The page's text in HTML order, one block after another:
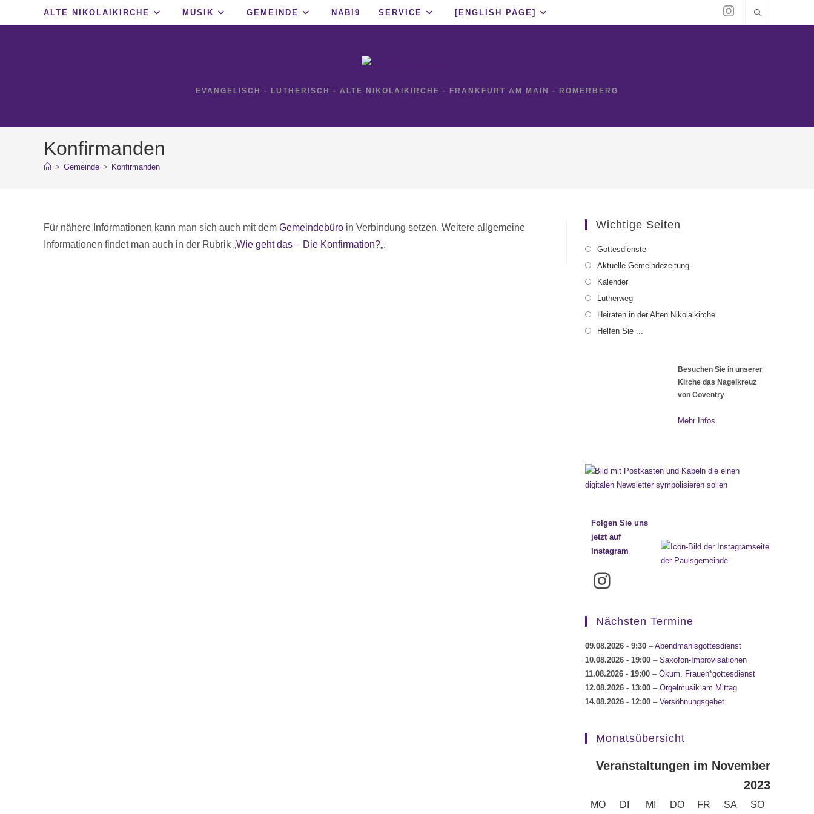
ALTE NIKOLAIKIRCHE MUSIK GEMEINDE NABI9 SERVICE [ENGLISH PAGE]
EVANGELISCH - LUTHERISCH - ALTE NIKOLAIKIRCHE - FRANKFURT AM MAIN - RÖMERBERG
Konfirmanden
> Gemeinde > Konfirmanden
Für nähere Informationen kann man sich auch mit dem Gemeindebüro in Verbindung setzen. Weitere allgemeine
Informationen findet man auch in der Rubrik „Wie geht das – Die Konfirmation?„.
Wichtige Seiten
Gottesdienste
Aktuelle Gemeindezeitung
Kalender
Lutherweg
Heiraten in der Alten Nikolaikirche
Helfen Sie ...
Besuchen Sie in unserer
Kirche das Nagelkreuz
von Coventry
Mehr Infos
Folgen Sie uns
jetzt auf
Instagram
Instagram
Nächsten Termine
09.08.2026 - 9:30 –Abendmahlsgottesdienst
10.08.2026 - 19:00 – Saxofon-Improvisationen
11.08.2026 - 19:00 – Ökum. Frauen*gottesdienst
12.08.2026 - 13:00 – Orgelmusik am Mittag
14.08.2026 - 12:00 – Versöhnungsgebet
Monatsübersicht
Veranstaltungen im November
2023
MO MONTAG
DI DIENSTAG
MI MITTWOCH
DO DONNERSTAG
FR FREITAG
SA SAMSTAG
SOSONNTAG